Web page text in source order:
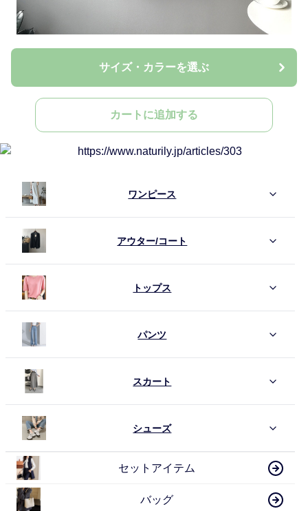
サイズ・カラーを選ぶ
カートに追加する
ワンピース
アウター/コート
トップス
パンツ
スカート
シューズ
セットアイテム
バッグ